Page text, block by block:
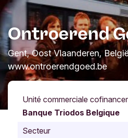
Ontroerend
Gent, Oost Vlaanderen,
www.ontroerendgoed.be
Unité commerciale
Banque Triodos Belgique
Secteur